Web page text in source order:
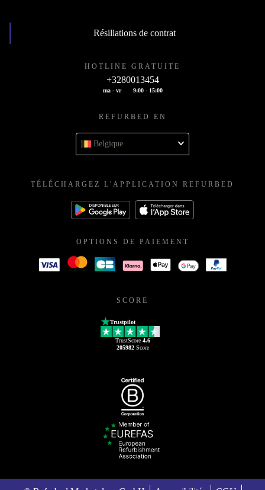
Résiliations de contrat
HOTLINE GRATUITE
+3280013454
ma - vr 9:00 - 15:00
REFURBED EN
Belgique
TÉLÉCHARGEZ L'APPLICATION REFURBED
OPTIONS DE PAIEMENT
SCORE
Trustpilot
TrustScore 4.6
205982Score